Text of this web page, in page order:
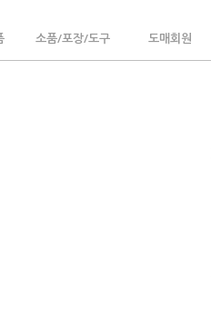
소품/포장/도구 도매회원